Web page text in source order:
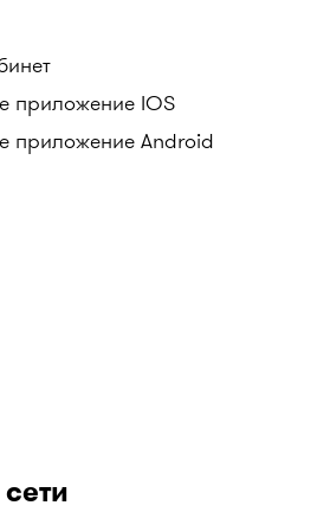
32а
64
приложение IOS
приложение Android